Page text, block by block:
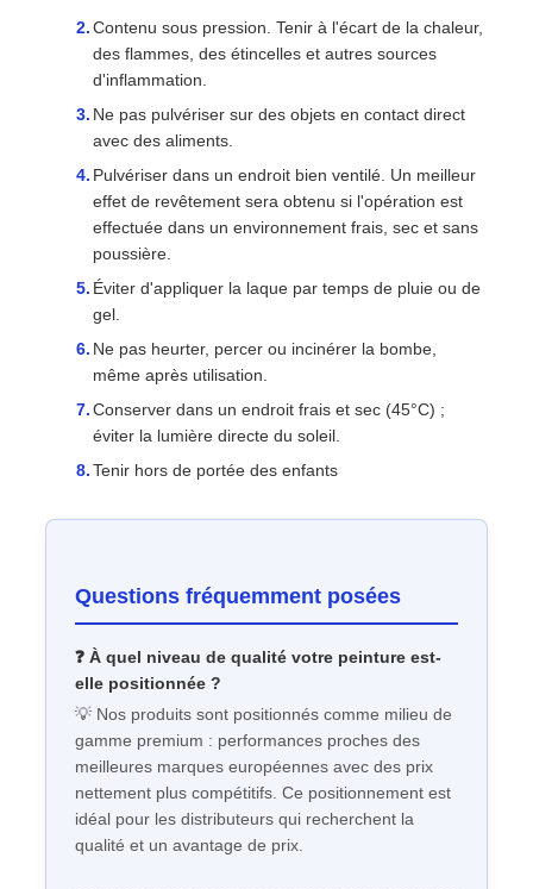
Contenu sous pression. Tenir à l'écart de la chaleur,
des flammes, des étincelles et autres sources
d'inflammation.
Ne pas pulvériser sur des objets en contact direct
avec des aliments.
Pulvériser dans un endroit bien ventilé. Un meilleur
effet de revêtement sera obtenu si l'opération est
effectuée dans un environnement frais, sec et sans
poussière.
Éviter d'appliquer la laque par temps de pluie ou de
gel.
Ne pas heurter, percer ou incinérer la bombe,
même après utilisation.
Conserver dans un endroit frais et sec (45°C) ;
éviter la lumière directe du soleil.
Tenir hors de portée des enfants
Questions fréquemment posées
❓ À quel niveau de qualité votre peinture est-
elle positionnée ?
💡 Nos produits sont positionnés comme milieu de
gamme premium : performances proches des
meilleures marques européennes avec des prix
nettement plus compétitifs. Ce positionnement est
idéal pour les distributeurs qui recherchent la
qualité et un avantage de prix.